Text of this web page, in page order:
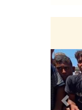
Previous